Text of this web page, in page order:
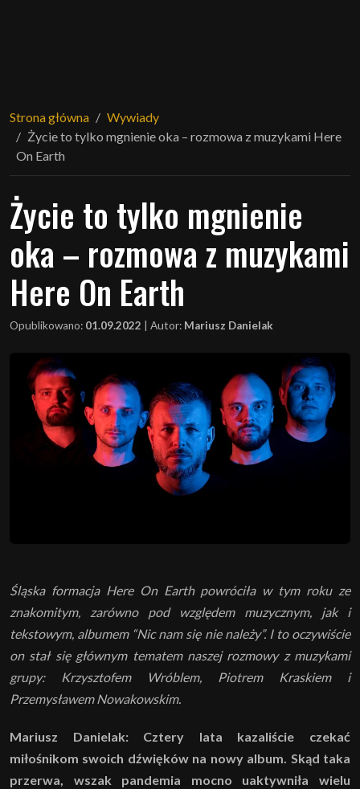
Strona główna
Wywiady
Życie to tylko mgnienie oka – rozmowa z muzykami Here
On Earth
Życie to tylko mgnienie
oka – rozmowa z muzykami
Here On Earth
Opublikowano: 01.09.2022 Autor: Mariusz Danielak
Śląska formacja Here On Earth powróciła w tym roku ze
znakomitym, zarówno pod względem muzycznym, jak i
tekstowym, albumem “Nic nam się nie należy”. I to oczywiście
on stał się głównym tematem naszej rozmowy z muzykami
grupy: Krzysztofem Wróblem, Piotrem Kraskiem i
Przemysławem Nowakowskim.
Mariusz Danielak: Cztery lata kazaliście czekać
miłośnikom swoich dźwięków na nowy album. Skąd taka
przerwa, wszak pandemia mocno uaktywniła wielu